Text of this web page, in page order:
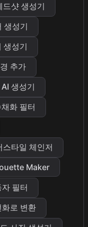
드샷 생성기
생성기
생성기
추가
생성기
화 필터
스타일 체인저
Maker
필터
로 변환